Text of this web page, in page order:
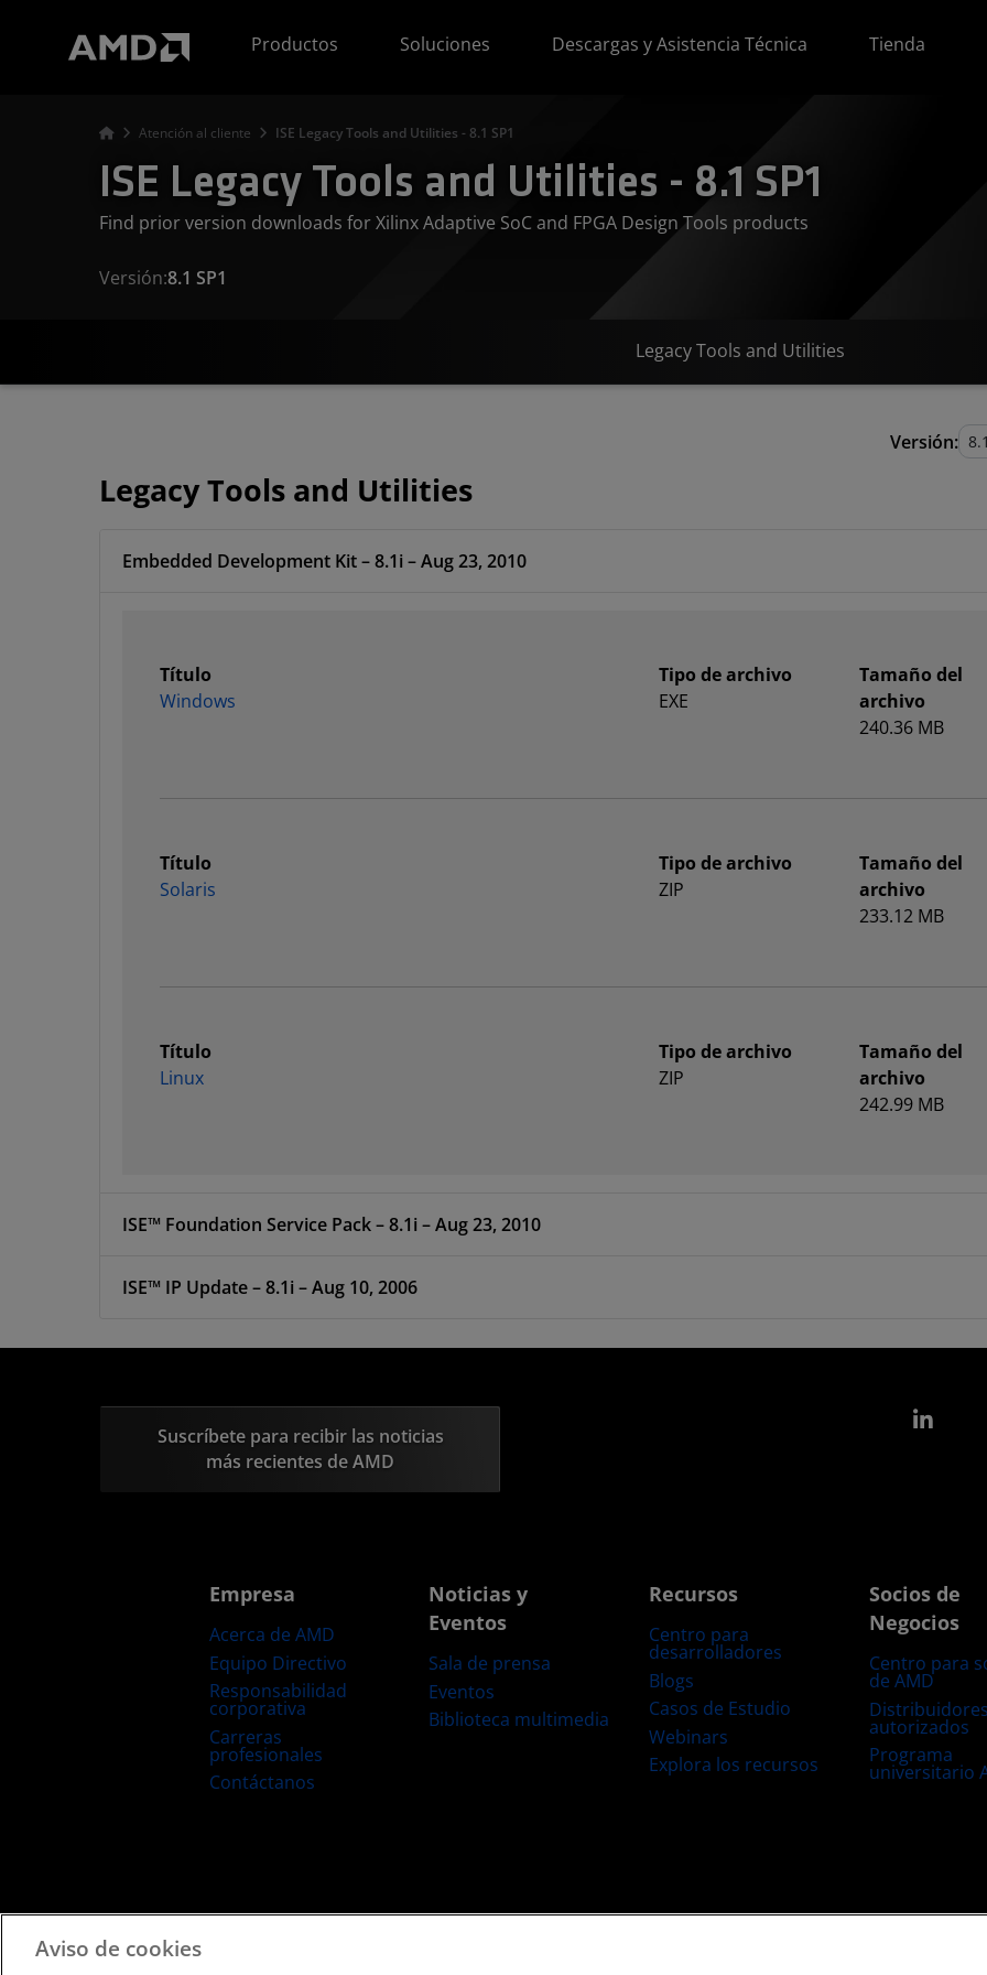
Productos
Soluciones Descargas y Asistencia Técnica Tienda
Atención al cliente ISE Legacy Tools and Utilities - 8.1 SP1
ISE Legacy Tools and Utilities - 8.1 SP1
Find prior version downloads for Xilinx Adaptive SoC and FPGA Design Tools products
Versión:8.1 SP1
Legacy Tools and Utilities
Versión:
Legacy Tools and Utilities
Embedded Development Kit – 8.1i – Aug 23, 2010
Título
Windows
Tipo de archivo
EXE
Tamaño del
archivo
240.36 MB
Título
Solaris
Tipo de archivo
ZIP
Tamaño del
archivo
233.12 MB
Título
Linux
Tipo de archivo
ZIP
Tamaño del
archivo
242.99 MB
ISE™ Foundation Service Pack – 8.1i – Aug 23, 2010
ISE™ IP Update – 8.1i – Aug 10, 2006
Suscríbete para recibir las noticias
más recientes de AMD
Empresa
Acerca de AMD
Equipo Directivo
Responsabilidad
corporativa
Carreras
profesionales
Contáctanos
Noticias y
Eventos
Sala de prensa
Eventos
Biblioteca multimedia
Recursos
Centro para
desarrolladores
Blogs
Casos de Estudio
Webinars
Explora los recursos
Socios de
Negocios
Centro para
de AMD
Distribuidores
autorizados
Programa
universitario
Términos y Condiciones
Aviso de cookies